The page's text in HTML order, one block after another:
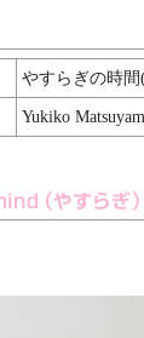
やすらぎの時
Yukiko